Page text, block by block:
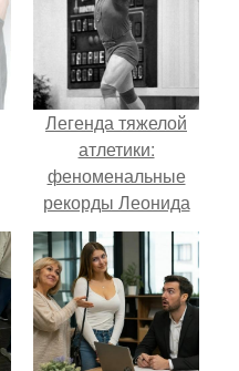
Легенда тяжелой
атлетики:
феноменальные
рекорды Леонида
Тараненко.